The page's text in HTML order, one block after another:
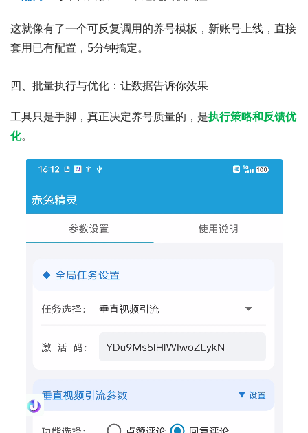
这就像有了一个可反复调用的养号模板，新账号上线，直接
套用已有配置，5分钟搞定。
四、批量执行与优化：让数据告诉你效果
工具只是手脚，真正决定养号质量的，是执行策略和反馈优
化。